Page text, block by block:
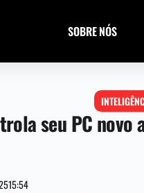
SOBRE NÓS
seu PC
15:54